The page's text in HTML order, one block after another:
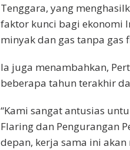
Tenggara, yang
faktor kunci bagi ekonomi
minyak dan gas tanpa gas
Ia juga menambahkan,
beberapa tahun terakhir
“Kami sangat antusias
Flaring dan Pengurangan
depan, kerja sama ini